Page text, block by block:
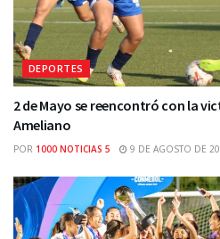
DEPORTES
2 de Mayo se reencontró con la
Ameliano
POR 1000 NOTICIAS 5 9 DE AGOSTO DE